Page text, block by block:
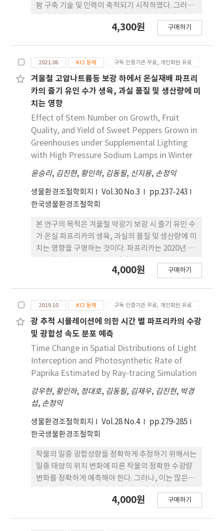
팜 구축 기술 및 인력이 축적되기 시작하였다. 그러나
내 농촌 인구의 지속적인 유출, 저출산 등으로 인하여
교육 프로그램이 필요하며, 최근 부상하고 있는 시뮬
레이션 기술을 활용한다면 농업 교육용 시뮬레이션
툴 개발도 가능할 것으로 판단된다. 온실 환경 제어 모
델을 이용한 시뮬 레이션은 다양한 지역과 기상 조건
하에서 대상 온실의 열과 물질에너지의 상호작용을
합리적으로 예측할 수 있게 해준다. 본 연구에서는 온
실 환경 제어 모델을 활용하여 외부 기상 데 이터를 통
해 온실의 환경 변화를 예측하고 가상의 환경 제어시
스템을 통해 환경 제어 시 필요한 에너지값들을 시뮬
레이션 할 수 있었다. 이러한 결과를 통해 이용자가 직
사용자 인터페이스를 구축할 것이며, 실제 파프리카
재배 온실의 제어 요소들을 반 영할 수 있도록 설계될
것이다. 농업용 교육 시뮬레이션 툴을 최근 활발하게
연구가 이루어지고 있는 작물 생육 모델링 기 술 및 전
산유체역학 기술과 융합하면 더욱 타당한 결과를 보
일 것이다.
4,300원 구매하기
2021.06 KCI 등재 구독 인증기관 무료, 개인회원 유료
겨울철 고압나트륨등 보광 하에서 온실재배 파프리
카의 줄기 유인 수가 생육, 과실 품질 및 생산량에 미
치는 영향
Effect of Stem Number on Growth, Fruit
Quality, and Yield of Sweet Peppers Grown in
Greenhouses under Supplemental Lighting
with High Pressure Sodium Lamps in Winter
윤승리, 김진현, 황인하, 김동필, 신지용, 손정익
생물환경조절학회지 Vol.30 No.3
pp.237-243
한국생물환경조절학회
본 연구의 목적은 겨울철 약광기 보광 시 줄기 유인 수
가 온실 파프리카의 생육, 과실의 품질 및 생산량에 미
치는 영향을 구명하는 것이다. 파프리카는 2020년 10
1일부터 고압나트륨등을 작기 종료일인 2021년 5월
지되도록 유인해 주었다. 초장은 2줄기 유인 처리구에
비해 3줄기 유인 처리구에서 유의적으로 짧았고 마디
수 및 엽수는 2줄기 유인 처리구에 비해 3줄기 유인 처
리구에서 유의적으 로 증가했다. 엽면적 및 기관별 건
물중은 통계적으로 유의한 차이를 보이지 않았다. 과
실 생체중 및 건물중은 모든 처리구에서 생육단계에
따라 감소하는 경향을 보였으며, 3줄기 유인 처리구
가 2줄기 유인 처리구에 비해 낮은 수치를 보였다. 3줄
기 유인 처리구의 상품과율은 95.4%로 2줄기 유인 처
리구의 93.6%에 비해 높았다. 총 수확량은 3줄기 유
인 처리구에서 30.2% 높게 나타났다. 결론적으로 온
실 파프리카의 3줄기 유인 재배는 적정 수준의 영양생
장을 유지함으로써 과실 생산량에 긍정적인 영향을
미쳤다고 할 수 있다. 본 연구 결과는 파프 리카의 생
산량 증대를 위한 농가 의사결정에 활용될 수 있을 것
으로 사료된다.
4,000원 구매하기
2019.10 KCI 등재 구독 인증기관 무료, 개인회원 유료
광 추적 시뮬레이션에 의한 시간 별 파프리카의 수광
및 광합성 속도 분포 예측
Time Change in Spatial Distributions of Light
Interception and Photosynthetic Rate of
Paprika Estimated by Ray-tracing Simulation
강우현, 황인하, 정대호, 김동필, 김재우, 김진현, 박경
섭, 손정익
생물환경조절학회지 Vol.28 No.4
pp.279-285
한국생물환경조절학회
작물의 일중 광합성량을 정확하게 추정하기 위해서는
일중 태양의 위치 변화에 따른 작물의 정확한 수광량
변화를 정확하게 예측해야 한다. 그러나, 이는 많은 시
다. 현재까지 다양한 모델링 기법이 적용되었으나 기
4,000원 구매하기